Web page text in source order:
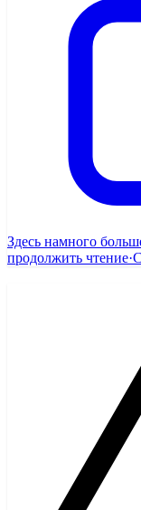
Здесь намного
продолжить чтение·